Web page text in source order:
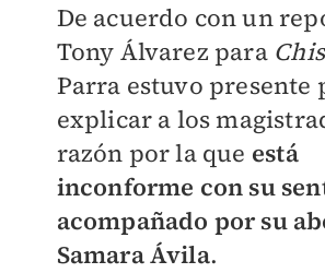
De acuerdo con un
Tony Álvarez para
Parra estuvo presente
explicar a los
razón por la que está
inconforme con su
acompañado por su
Samara Ávila.